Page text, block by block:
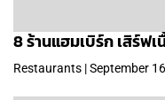
8 ร้านแฮมเบิร์ก เสิร์ฟ
Restaurants | September